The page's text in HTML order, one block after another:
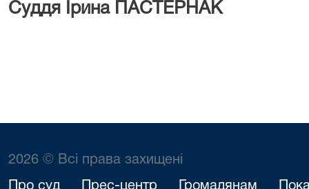
Суддя Ірина ПАСТЕРНАК
2026 © Всі права захищені
Про суд Прес-центр Громадянам